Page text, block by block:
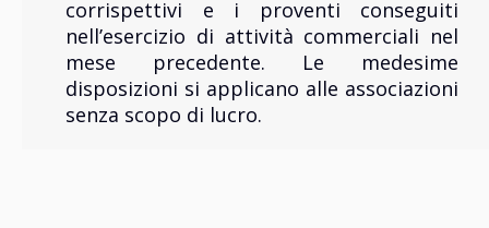
corrispettivi e i proventi conseguiti
nell’esercizio di attività commerciali nel
mese precedente. Le medesime
disposizioni si applicano alle associazioni
senza scopo di lucro.